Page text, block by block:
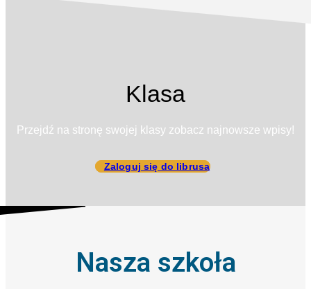
Klasa
Przejdź na stronę swojej klasy zobacz najnowsze wpisy!
Zaloguj się do librusa
Nasza szkoła